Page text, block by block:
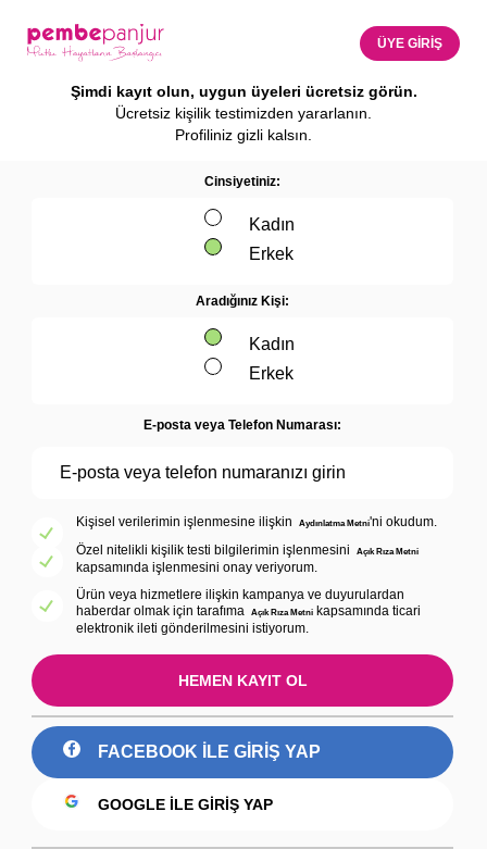
ÜYE GİRİŞ
Şimdi kayıt olun, uygun üyeleri ücretsiz görün.
Ücretsiz kişilik testimizden yararlanın.
Profiliniz gizli kalsın.
Cinsiyetiniz:
Kadın
Erkek
Aradığınız Kişi:
Kadın
Erkek
E-posta veya Telefon Numarası:
Kişisel verilerimin işlenmesine ilişkin Aydınlatma Metni'ni okudum.
Özel nitelikli kişilik testi bilgilerimin işlenmesini
Açık Rıza Metni
kapsamında işlenmesini onay veriyorum.
Ürün veya hizmetlere ilişkin kampanya ve duyurulardan
haberdar olmak için tarafıma
Açık Rıza Metni kapsamında ticari
elektronik ileti gönderilmesini istiyorum.
HEMEN KAYIT OL
FACEBOOK ILE GIRIŞ YAP
GOOGLE ILE GIRIŞ YAP